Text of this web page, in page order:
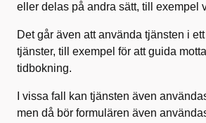
eller delas på andra sätt, till exempel
Det går även att använda tjänsten i
tjänster, till exempel för att guida
tidbokning.
I vissa fall kan tjänsten även
men då bör formulären även